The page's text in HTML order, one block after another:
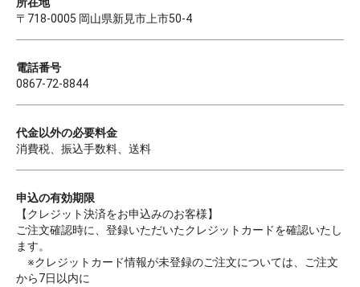
〒718-0005 岡山県新見市上市50-4
電話番号
0867-72-8844
代金以外の必要料金
消費税、振込手数料、送料
申込の有効期限
【クレジット決済をお申込みのお客様】
ご注文確認時に、登録いただいたクレジットカードを確認いたし
ます。
※クレジットカード情報が未登録のご注文については、ご注文
から7日以内に